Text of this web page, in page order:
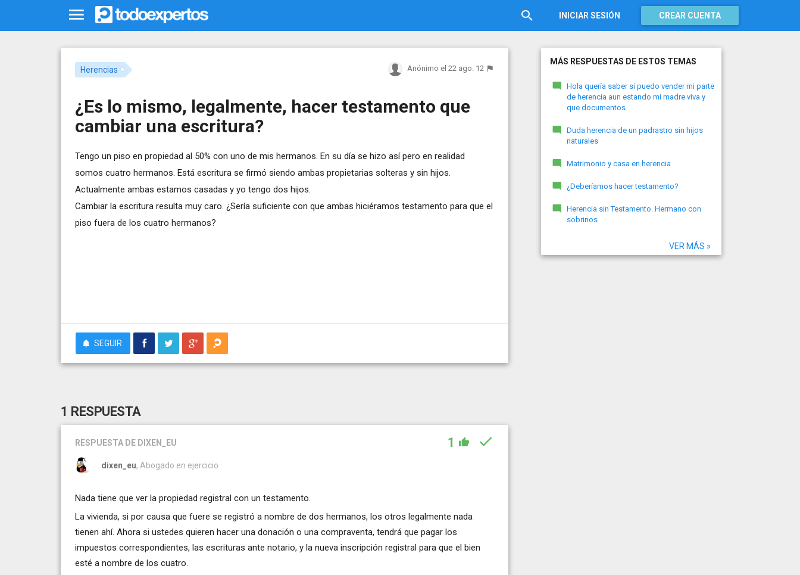
INICIAR SESIÓN CREAR CUENTA
Herencias Anónimo el 22 ago. 12
¿Es lo mismo, legalmente, hacer testamento que
cambiar una escritura?
Tengo un piso en propiedad al 50% con uno de mis hermanos. En su día se hizo así pero en realidad
somos cuatro hermanos. Está escritura se firmó siendo ambas propietarias solteras y sin hijos.
Actualmente ambas estamos casadas y yo tengo dos hijos.
Cambiar la escritura resulta muy caro. ¿Sería suficiente con que ambas hiciéramos testamento para que el
piso fuera de los cuatro hermanos?
SEGUIR
1 RESPUESTA
RESPUESTA DE DIXEN_EU 1
dixen_eu, Abogado en ejercicio
Nada tiene que ver la propiedad registral con un testamento.
La vivienda, si por causa que fuere se registró a nombre de dos hermanos, los otros legalmente nada
tienen ahí. Ahora si ustedes quieren hacer una donación o una compraventa, tendrá que pagar los
impuestos correspondientes, las escrituras ante notario, y la nueva inscripción registral para que el bien
esté a nombre de los cuatro.
MÁS RESPUESTAS DE ESTOS TEMAS
Hola quería saber si puedo vender mi parte
de herencia aun estando mi madre viva y
que documentos
Duda herencia de un padrastro sin hijos
naturales
Matrimonio y casa en herencia
¿Deberíamos hacer testamento?
Herencia sin Testamento. Hermano con
sobrinos
VER MÁS »